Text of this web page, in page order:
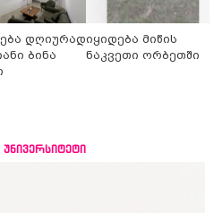
დღიურად
ბინა
იყიდება მიწის
ნაკვეთი ორბეთში